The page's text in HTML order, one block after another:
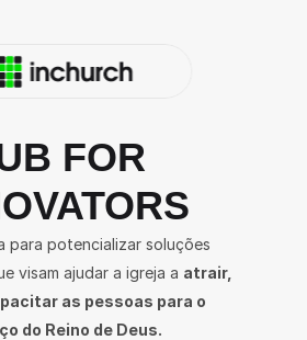
FOR
para potencializar soluções
visam ajudar a igreja a atrair,
as pessoas para o
do Reino de Deus.